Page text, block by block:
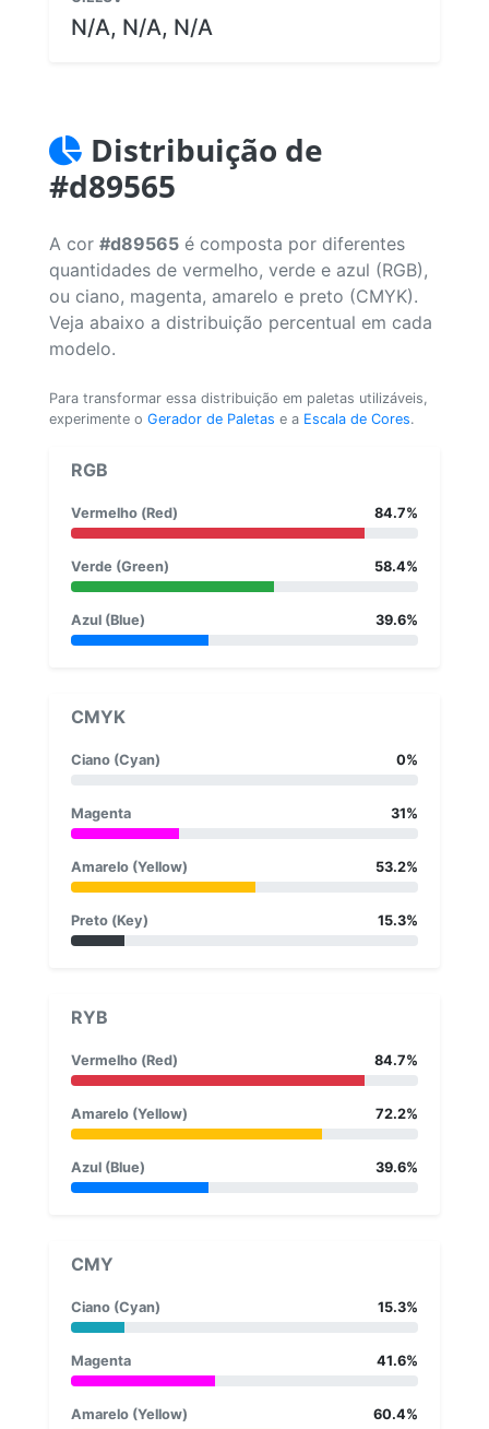
N/A, N/A, N/A
Distribuição de
#d89565
A cor #d89565 é composta por diferentes
quantidades de vermelho, verde e azul (RGB),
ou ciano, magenta, amarelo e preto (CMYK).
Veja abaixo a distribuição percentual em cada
modelo.
Para transformar essa distribuição em paletas utilizáveis,
experimente o Gerador de Paletas e a Escala de Cores.
RGB
Vermelho (Red) 84.7%
Verde (Green) 58.4%
Azul (Blue) 39.6%
CMYK
Ciano (Cyan) 0%
Magenta 31%
Amarelo (Yellow) 53.2%
Preto (Key) 15.3%
RYB
Vermelho (Red) 84.7%
Amarelo (Yellow) 72.2%
Azul (Blue) 39.6%
CMY
Ciano (Cyan) 15.3%
Magenta 41.6%
Amarelo (Yellow) 60.4%